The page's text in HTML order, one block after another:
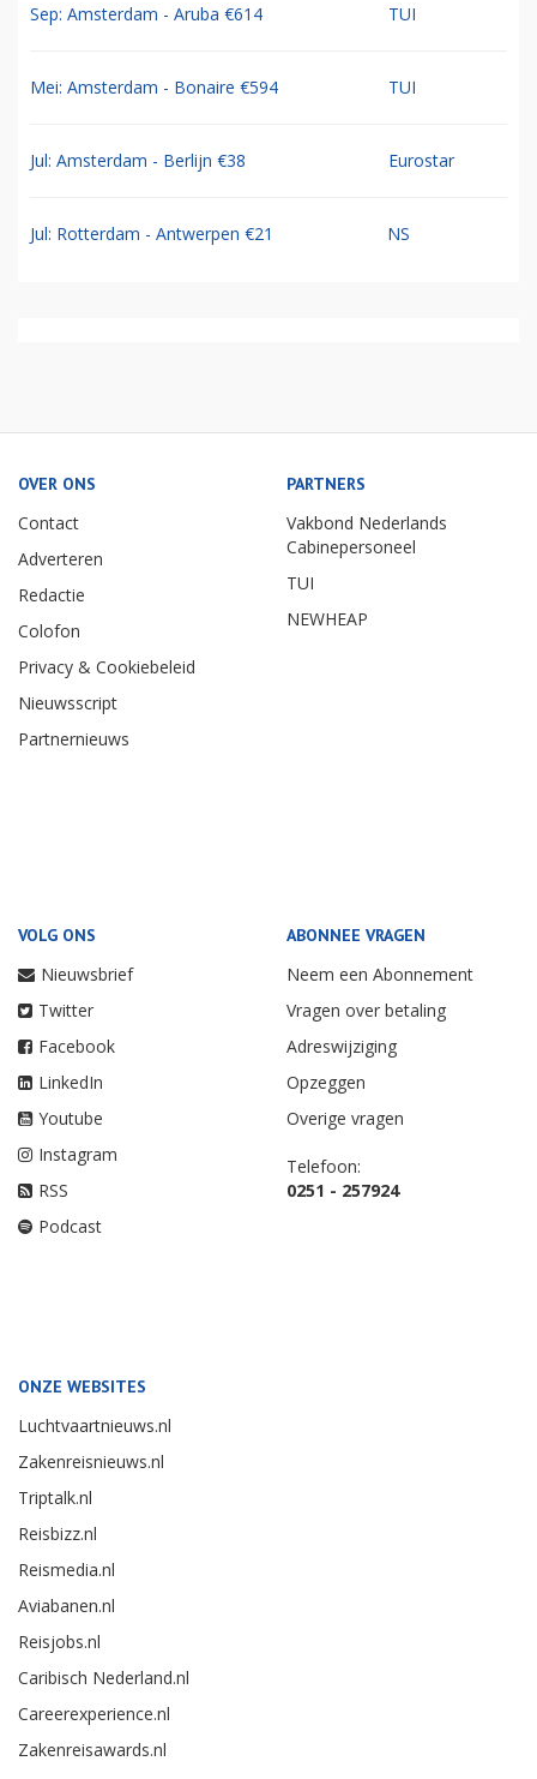
Sep: Amsterdam - Aruba €614 TUI
Mei: Amsterdam - Bonaire €594 TUI
Jul: Amsterdam - Berlijn €38 Eurostar
Jul: Rotterdam - Antwerpen €21 NS
OVER ONS
Contact
Adverteren
Redactie
Colofon
Privacy & Cookiebeleid
Nieuwsscript
Partnernieuws
PARTNERS
Vakbond Nederlands
Cabinepersoneel
TUI
NEWHEAP
VOLG ONS
Nieuwsbrief
Twitter
Facebook
LinkedIn
Youtube
Instagram
RSS
Podcast
ABONNEE VRAGEN
Neem een Abonnement
Vragen over betaling
Adreswijziging
Opzeggen
Overige vragen
Telefoon:
0251 - 257924
ONZE WEBSITES
Luchtvaartnieuws.nl
Zakenreisnieuws.nl
Triptalk.nl
Reisbizz.nl
Reismedia.nl
Aviabanen.nl
Reisjobs.nl
Caribisch Nederland.nl
Careerexperience.nl
Zakenreisawards.nl